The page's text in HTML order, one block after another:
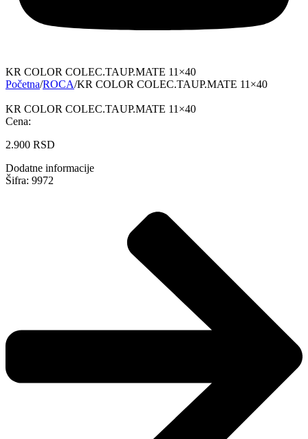
KR COLOR COLEC.TAUP.MATE 11×40
Početna/ROCA/KR COLOR COLEC.TAUP.MATE 11×40
KR COLOR COLEC.TAUP.MATE 11×40
Cena:
2.900 RSD
Dodatne informacije
Šifra: 9972